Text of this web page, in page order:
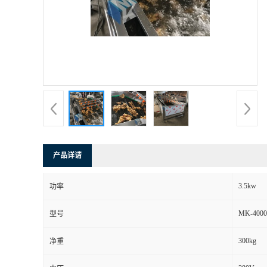
产品详请
功率 3.5kw
型号 MK-4000
净重 300kg